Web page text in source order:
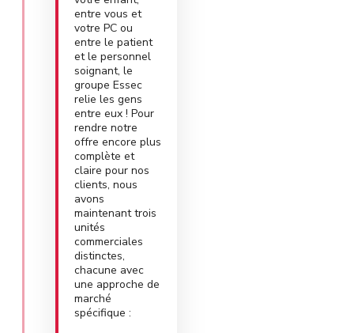
entre vous et
votre PC ou
entre le patient
et le personnel
soignant, le
groupe Essec
relie les gens
entre eux ! Pour
rendre notre
offre encore plus
complète et
claire pour nos
clients, nous
avons
maintenant trois
unités
commerciales
distinctes,
chacune avec
une approche de
marché
spécifique :